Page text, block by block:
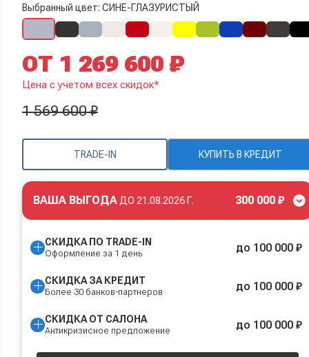
Выбранный цвет: СИНЕ-ГЛАЗУРИСТЫЙ
TRADE-IN КУПИТЬ В КРЕДИТ
ОТ 1 269 600 ₽
Цена с учетом всех скидок*
1 569 600 ₽
ВАША ВЫГОДА ДО 21.08.2026 Г. 300 000 ₽
СКИДКА ПО TRADE-IN
Оформление за 1 день до 100 000 ₽
СКИДКА ЗА КРЕДИТ
Более 30 банков-партнеров до 100 000 ₽
СКИДКА ОТ САЛОНА
Антикризисное предложение до 100 000 ₽